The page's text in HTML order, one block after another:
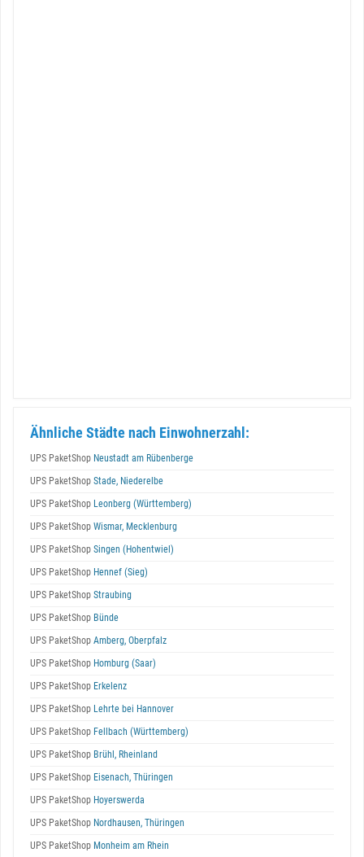
Ähnliche Städte nach Einwohnerzahl:
UPS PaketShop Neustadt am Rübenberge
UPS PaketShop Stade, Niederelbe
UPS PaketShop Leonberg (Württemberg)
UPS PaketShop Wismar, Mecklenburg
UPS PaketShop Singen (Hohentwiel)
UPS PaketShop Hennef (Sieg)
UPS PaketShop Straubing
UPS PaketShop Bünde
UPS PaketShop Amberg, Oberpfalz
UPS PaketShop Homburg (Saar)
UPS PaketShop Erkelenz
UPS PaketShop Lehrte bei Hannover
UPS PaketShop Fellbach (Württemberg)
UPS PaketShop Brühl, Rheinland
UPS PaketShop Eisenach, Thüringen
UPS PaketShop Hoyerswerda
UPS PaketShop Nordhausen, Thüringen
UPS PaketShop Monheim am Rhein